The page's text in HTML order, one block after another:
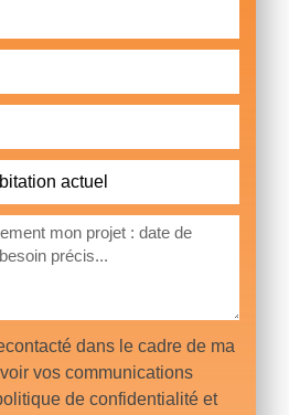
dans le cadre de ma
vos communications
de confidentialité et